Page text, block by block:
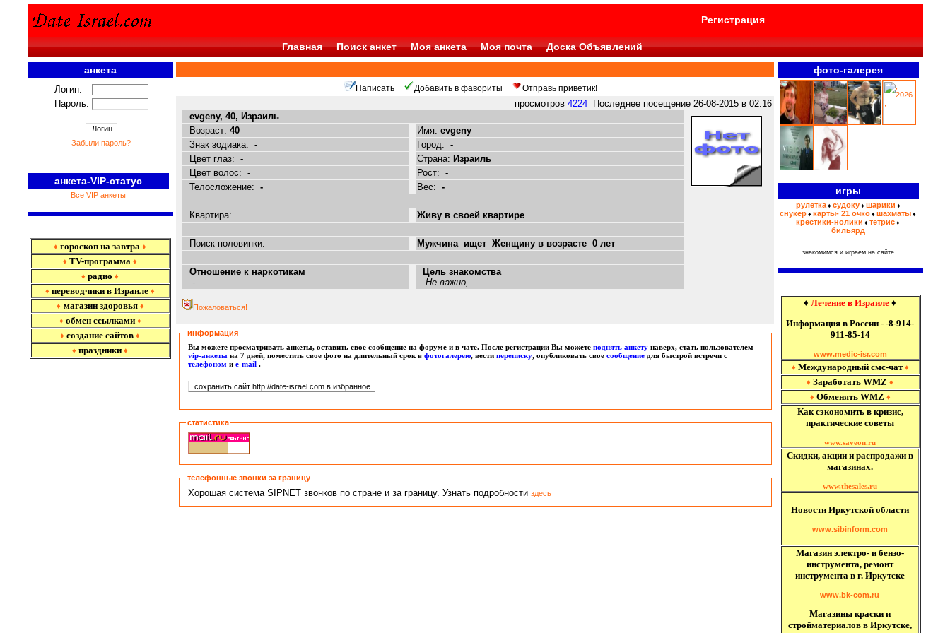
Регистрация
Главная Поиск анкет Моя анкета Моя почта Доска Объявлений
анкета
Логин:
Пароль:
Забыли пароль?
анкета-VIP-статус
Все VIP анкеты
♦ гороскоп на завтра ♦
♦ TV-программа ♦
♦ радио ♦
♦ переводчики в Израиле ♦
♦ магазин здоровья ♦
♦ обмен ссылками ♦
♦ создание сайтов ♦
♦ праздники ♦
Написать Добавить в фавориты Отправь приветик!
просмотров 4224 Последнее посещение 26-08-2015 в 02:16
evgeny, 40, Израиль
Возраст: 40 Имя: evgeny
Знак зодиака: - Город: -
Цвет глаз: - Страна: Израиль
Цвет волос: - Рост: -
Телосложение: - Вес: -
Квартира: Живу в своей квартире
Поиск половинки: Мужчина ищет Женщину в возрасте 0 лет
Отношение к наркотикам
-
Цель знакомства
Не важно,
Пожаловаться!
информация
Вы можете просматривать анкеты, оставить свое сообщение на форуме и в чате. После регистрации Вы можетеподнять анкету наверх, стать пользователем
vip-анкетына 7 дней, поместить свое фото на длительный срок вфотогалерею, вестипереписку, опубликовать своесообщение для быстрой встречи с
телефоном иe-mail.
статистика
телефонные звонки за границу
Хорошая система SIPNET звонков по стране и за границу. Узнать подробностиздесь
фото-галерея
игры
рулетка♦ судоку♦ шарики ♦
снукер ♦ карты- 21 очко ♦ шахматы ♦
крестики-нолики ♦ тетрис ♦
бильярд
знакомимся и играем на сайте
♦ Лечение в Израиле ♦
Информация в России - -8-914-
911-85-14
www.medic-isr.com
♦ Международный смс-чат♦
♦ Заработать WMZ ♦
♦ Обменять WMZ ♦
Как сэкономить в кризис,
практические советы
www.saveon.ru
Скидки, акции и распродажи в
магазинах.
www.thesales.ru
Новости Иркутской области
www.sibinform.com
Магазин электро- и бензо-
инструмента, ремонт
инструмента в г. Иркутске
www.bk-com.ru
Магазины краски и
стройматериалов в Иркутске,